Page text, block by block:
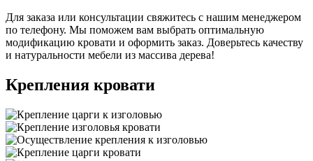
Для заказа или консультации свяжитесь с нашим менеджером
по телефону. Мы поможем вам выбрать оптимальную
модификацию кровати и оформить заказ. Доверьтесь качеству
и натуральности мебели из массива дерева!
Крепления кровати